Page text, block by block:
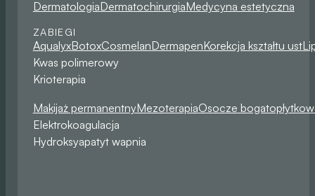
DermatologiaDermatochirurgiaMedycyna estetyczna
ZABIEGI
AqualyxBotoxCosmelanDermapenKorekcja kształtu ust
Kwas polimerowy
Krioterapia
Makijaż permanentnyMezoterapiaOsocze
Elektrokoagulacja
Hydroksyapatyt wapnia